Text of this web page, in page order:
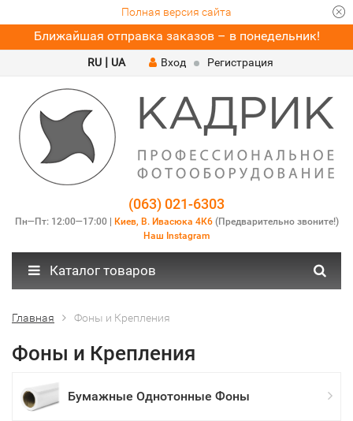
Полная версия сайта
Ближайшая отправка заказов – в понедельник!
RU | UA Вход Регистрация
(063) 021-6303
Пн—Пт: 12:00—17:00 | Киев, В. Ивасюка 4К6(Предварительно звоните!)
Наш Instagram
Каталог товаров
Главная Фоны и Крепления
Фоны и Крепления
Бумажные Однотонные Фоны